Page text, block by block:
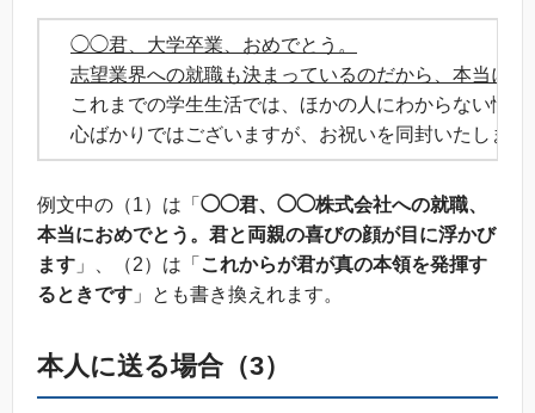
◯◯君、大学卒業、おめでとう。
志望業界への就職も決まっているのだから、本当に
これまでの学生生活では、ほかの人にわからない悩
心ばかりではございますが、お祝いを同封いたしま
例文中の（1）は「 ◯◯君、◯◯株式会社への就職、
本当におめでとう。君と両親の喜びの顔が目に浮かび
ます 」、（2）は「 これからが君が真の本領を発揮す
るときです 」とも書き換えれます。
本人に送る場合（3）